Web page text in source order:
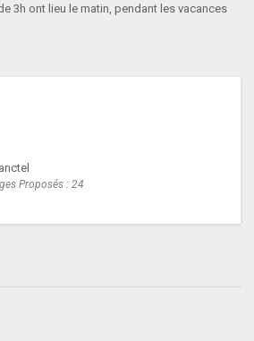
3h ont lieu le matin, pendant les vacances
Proposés : 24